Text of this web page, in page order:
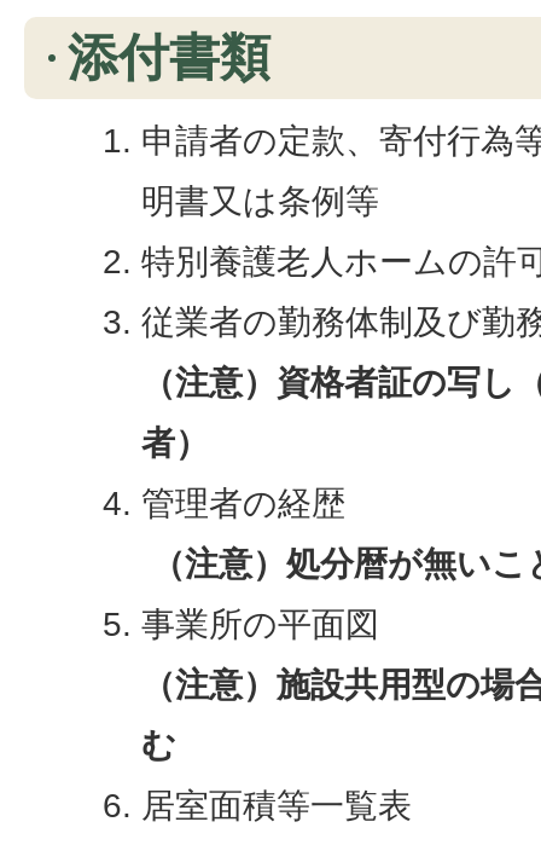
添付書類
申請者の定款、寄付行為
明書又は条例等
特別養護老人ホームの許
従業者の勤務体制及び勤
（注意）資格者証の写し
者）
管理者の経歴
（注意）処分暦が無いこ
事業所の平面図
（注意）施設共用型の場
む
居室面積等一覧表